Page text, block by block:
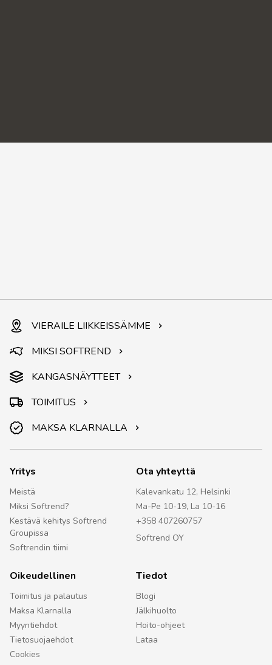
VIERAILE LIIKKEISSÄMME
MIKSI SOFTREND
KANGASNÄYTTEET
TOIMITUS
MAKSA KLARNALLA
Yritys
Meistä
Miksi Softrend?
Kestävä kehitys Softrend
Groupissa
Softrendin tiimi
Ota yhteyttä
Kalevankatu 12, Helsinki
Ma-Pe 10-19, La 10-16
+358 407260757
Softrend OY
Oikeudellinen
Toimitus ja palautus
Maksa Klarnalla
Myyntiehdot
Tietosuojaehdot
Cookies
Tiedot
Blogi
Jälkihuolto
Hoito-ohjeet
Lataa